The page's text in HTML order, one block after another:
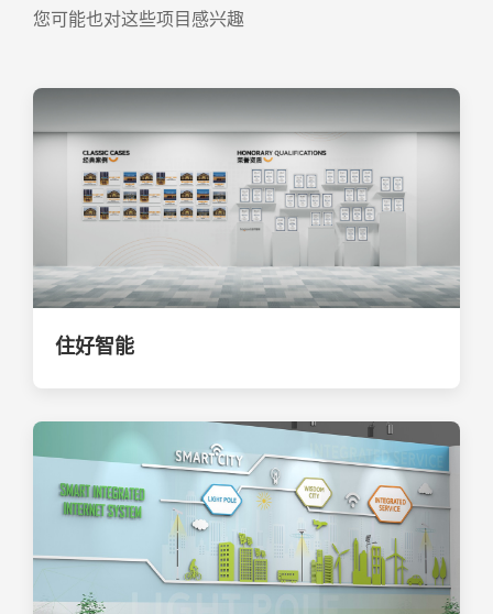
您可能也对这些项目感兴趣
住好智能